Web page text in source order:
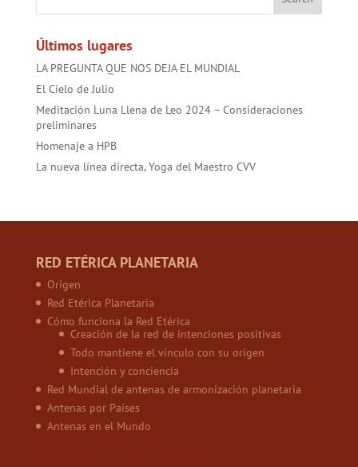
Últimos lugares
LA PREGUNTA QUE NOS DEJA EL MUNDIAL
El Cielo de Julio
Meditación Luna Llena de Leo 2024 – Consideraciones
preliminares
Homenaje a HPB
La nueva línea directa, Yoga del Maestro CVV
RED ETÉRICA PLANETARIA
Origen
Red Etérica Planetaria
Cómo funciona la Red Etérica
Creación de la red de intenciones positivas
Todo mantiene el vínculo con su origen
Intención y conciencia
Red Mundial de antenas de armonización planetaria
Antenas por Países
Antenas en el Mundo